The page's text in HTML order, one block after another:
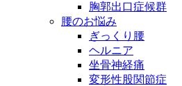
胸郭出口症候群
腰のお悩み
ぎっくり腰
ヘルニア
坐骨神経痛
変形性股関節症